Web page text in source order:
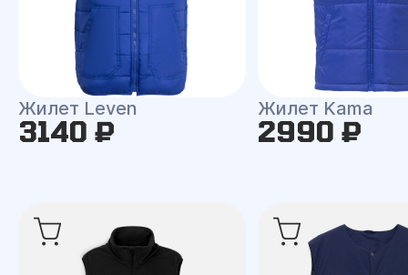
Жилет Leven
3140 ₽
Жилет Kama
2990 ₽